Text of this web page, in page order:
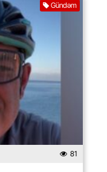
Gündəm
81